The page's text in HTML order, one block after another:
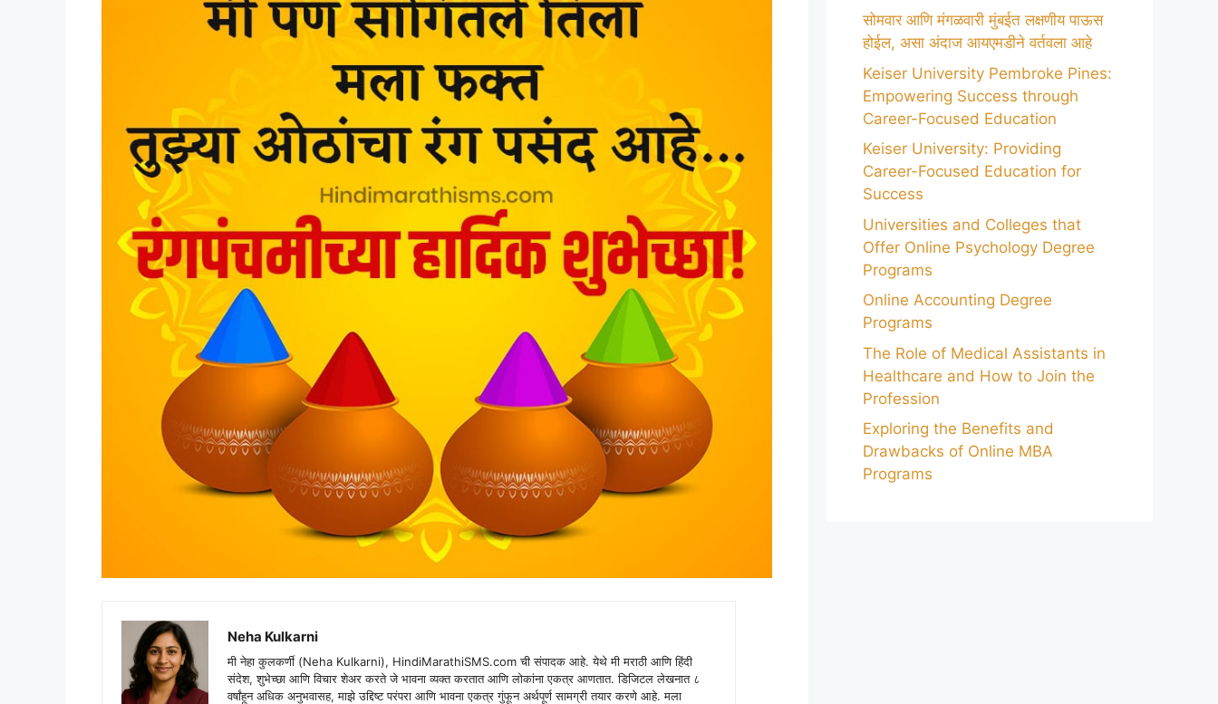
Neha Kulkarni
मी नेहा कुलकर्णी (Neha Kulkarni), HindiMarathiSMS.com ची संपादक आहे. येथे मी मराठी आणि हिंदी
संदेश, शुभेच्छा आणि विचार शेअर करते जे भावना व्यक्त करतात आणि लोकांना एकत्र आणतात. डिजिटल लेखनात ८
वर्षांहून अधिक अनुभवासह, माझे उद्दिष्ट परंपरा आणि भावना एकत्र गुंफून अर्थपूर्ण सामग्री तयार करणे आहे. मला
सोमवार आणि मंगळवारी मुंबईत लक्षणीय पाऊस
होईल, असा अंदाज आयएमडीने वर्तवला आहे
Keiser University Pembroke Pines:
Empowering Success through
Career-Focused Education
Keiser University: Providing
Career-Focused Education for
Success
Universities and Colleges that
Offer Online Psychology Degree
Programs
Online Accounting Degree
Programs
The Role of Medical Assistants in
Healthcare and How to Join the
Profession
Exploring the Benefits and
Drawbacks of Online MBA
Programs